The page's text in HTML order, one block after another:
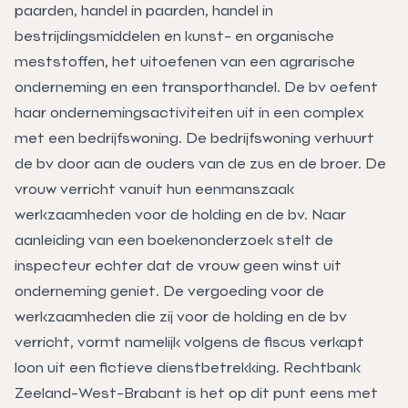
paarden, handel in paarden, handel in
bestrijdingsmiddelen en kunst- en organische
meststoffen, het uitoefenen van een agrarische
onderneming en een transporthandel. De bv oefent
haar ondernemingsactiviteiten uit in een complex
met een bedrijfswoning. De bedrijfswoning verhuurt
de bv door aan de ouders van de zus en de broer. De
vrouw verricht vanuit hun eenmanszaak
werkzaamheden voor de holding en de bv. Naar
aanleiding van een boekenonderzoek stelt de
inspecteur echter dat de vrouw geen winst uit
onderneming geniet. De vergoeding voor de
werkzaamheden die zij voor de holding en de bv
verricht, vormt namelijk volgens de fiscus verkapt
loon uit een fictieve dienstbetrekking. Rechtbank
Zeeland-West-Brabant is het op dit punt eens met